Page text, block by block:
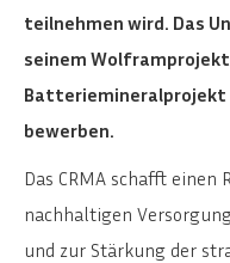
teilnehmen wird. Das
seinem Wolframprojekt
Batteriemineralprojekt
bewerben.
Das CRMA schafft einen
nachhaltigen
und zur Stärkung der